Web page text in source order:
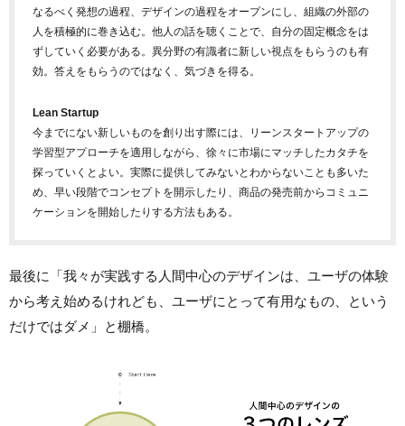
なるべく発想の過程、デザインの過程をオープンにし、組織の外部の
人を積極的に巻き込む。他人の話を聴くことで、自分の固定概念をは
ずしていく必要がある。異分野の有識者に新しい視点をもらうのも有
効。答えをもらうのではなく、気づきを得る。
Lean Startup
今までにない新しいものを創り出す際には、リーンスタートアップの
学習型アプローチを適用しながら、徐々に市場にマッチしたカタチを
探っていくとよい。実際に提供してみないとわからないことも多いた
め、早い段階でコンセプトを開示したり、商品の発売前からコミュニ
ケーションを開始したりする方法もある。
最後に「我々が実践する人間中心のデザインは、ユーザの体験
から考え始めるけれども、ユーザにとって有用なもの、という
だけではダメ」と棚橋。